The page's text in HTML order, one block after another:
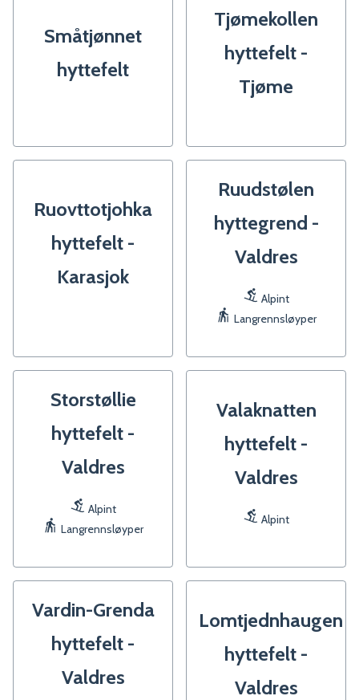
Småtjønnet
hyttefelt
Tjømekollen
hyttefelt -
Tjøme
Ruovttotjohka
hyttefelt -
Karasjok
Ruudstølen
hyttegrend -
Valdres
Alpint
Langrennsløyper
Storstøllie
hyttefelt -
Valdres
Alpint
Langrennsløyper
Valaknatten
hyttefelt -
Valdres
Alpint
Vardin-Grenda
hyttefelt -
Valdres
Lomtjednhaugen
hyttefelt -
Valdres